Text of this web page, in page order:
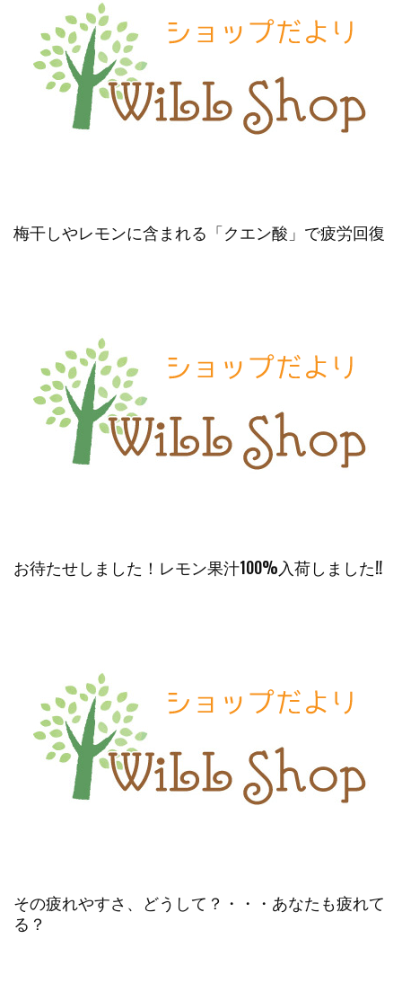
梅干しやレモンに含まれる「クエン酸」で疲労回復
お待たせしました！レモン果汁100%入荷しました!!
その疲れやすさ、どうして？・・・あなたも疲れて
る？